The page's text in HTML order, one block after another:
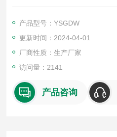
性试验。
产品型号：YSGDW
更新时间：2024-04-01
厂商性质：生产厂家
访问量：2141
产品咨询